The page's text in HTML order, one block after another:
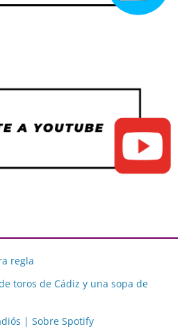
regla
toros de Cádiz y una sopa de
| Sobre Spotify